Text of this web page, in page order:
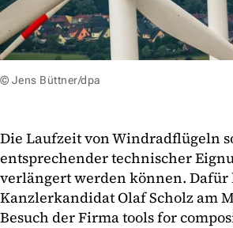
© Jens Büttner/dpa
Die Laufzeit von Windradflügeln
entsprechender technischer
verlängert werden können. Dafür
Kanzlerkandidat Olaf Scholz am
Besuch der Firma tools for